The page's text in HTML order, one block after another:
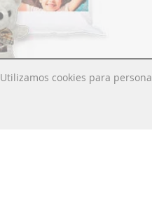
Utilizamos cookies para